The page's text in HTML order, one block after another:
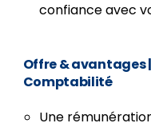
confiance avec
Offre & avantages
Comptabilité
Une